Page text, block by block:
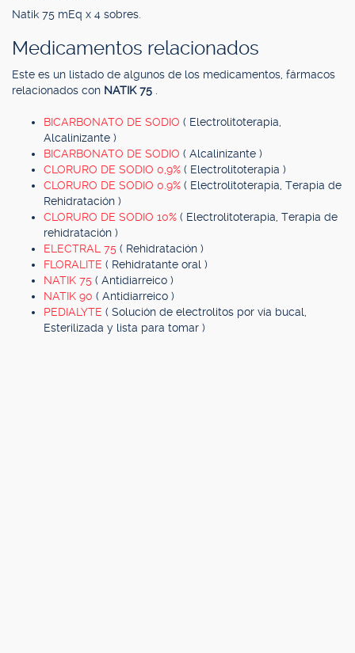
Natik 75 mEq x 4 sobres.
Medicamentos relacionados
Este es un listado de algunos de los medicamentos, fármacos
relacionados con NATIK 75
BICARBONATO DE SODIO ( Electrolitoterapia,
Alcalinizante )
BICARBONATO DE SODIO ( Alcalinizante )
CLORURO DE SODIO 0,9% ( Electrolitoterapia )
CLORURO DE SODIO 0.9% ( Electrolitoterapia, Terapia de
Rehidratación )
CLORURO DE SODIO 10% ( Electrolitoterapia, Terapia de
rehidratación )
ELECTRAL 75 ( Rehidratación )
FLORALITE ( Rehidratante oral )
NATIK 75 ( Antidiarreico )
NATIK 90 ( Antidiarreico )
PEDIALYTE ( Solución de electrolitos por vía bucal,
Esterilizada y lista para tomar )